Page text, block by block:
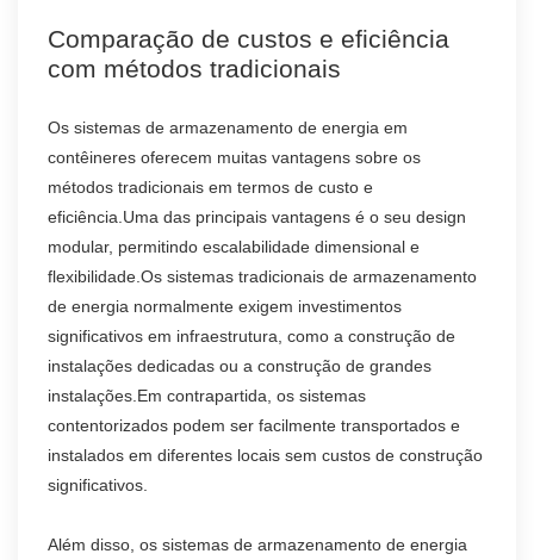
Comparação de custos e eficiência
com métodos tradicionais
Os sistemas de armazenamento de energia em
contêineres oferecem muitas vantagens sobre os
métodos tradicionais em termos de custo e
eficiência.Uma das principais vantagens é o seu design
modular, permitindo escalabilidade dimensional e
flexibilidade.Os sistemas tradicionais de armazenamento
de energia normalmente exigem investimentos
significativos em infraestrutura, como a construção de
instalações dedicadas ou a construção de grandes
instalações.Em contrapartida, os sistemas
contentorizados podem ser facilmente transportados e
instalados em diferentes locais sem custos de construção
significativos.
Além disso, os sistemas de armazenamento de energia